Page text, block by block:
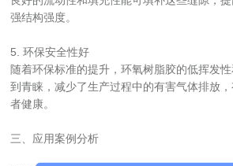
强结构强度。
5. 环保安全性好
随着环保标准的提升，环氧树脂胶的低挥发
到青睐，减少了生产过程中的有害气体排放
者健康。
三、应用案例分析